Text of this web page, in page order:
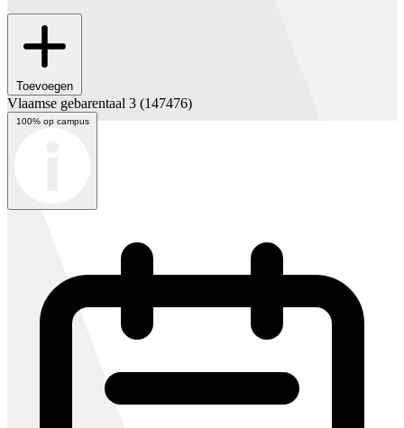
Toevoegen
Vlaamse gebarentaal 3 (147476)
100% op campus